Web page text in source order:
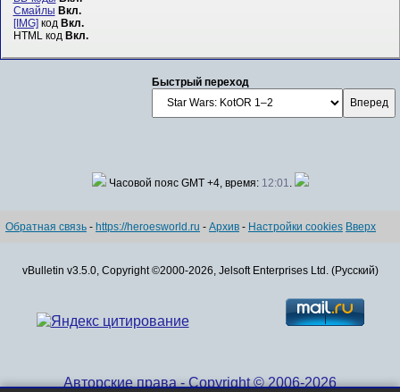
Смайлы Вкл.
[IMG] код Вкл.
HTML код Вкл.
Быстрый переход
Часовой пояс GMT +4, время: 12:01.
Обратная связь - https://heroesworld.ru - Архив - Настройки cookies Вверх
vBulletin v3.5.0, Copyright ©2000-2026, Jelsoft Enterprises Ltd. (Русский)
Авторские права - Copyright © 2006-2026